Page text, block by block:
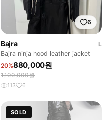
6
Bajra
L
Bajra ninja hood leather jacket
20%880,000원
1,100,000원
113 6
SOLD